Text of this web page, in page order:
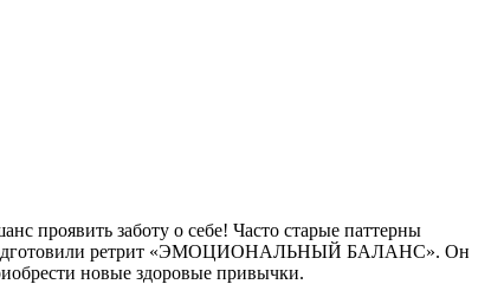
проявить заботу о себе! Часто старые паттерны
подготовили ретрит «ЭМОЦИОНАЛЬНЫЙ БАЛАНС». Он
новые здоровые привычки.